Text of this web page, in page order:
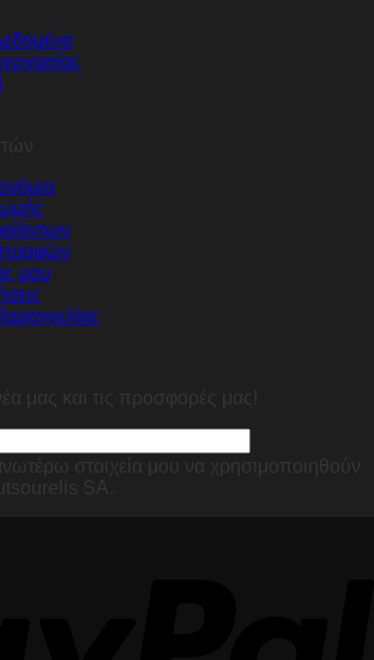
μου
μας και τις προσφορές μας!
στοιχεία μου να χρησιμοποιηθούν
SA.